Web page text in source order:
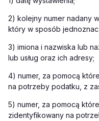
2) kolejny numer nadany
który w sposób
3) imiona i nazwiska lub
lub usług oraz ich adresy;
4) numer, za pomocą
na potrzeby podatku, z
5) numer, za pomocą
zidentyfikowany na